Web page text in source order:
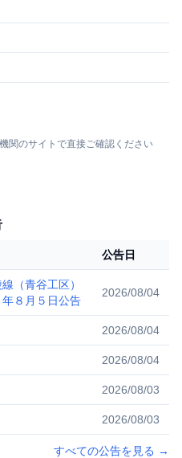
関のサイトで直接ご確認ください
公告日
（青谷工区）
８月５日公告
2026/08/04
2026/08/04
2026/08/04
2026/08/03
2026/08/03
すべての公告を見る →